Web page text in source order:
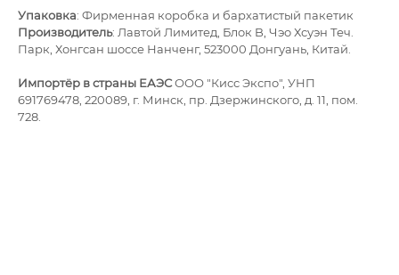
Упаковка: Фирменная коробка и бархатистый пакетик
Производитель: Лавтой Лимитед, Блок B, Чэо Хсуэн Теч.
Парк, Хонгсан шоссе Нанченг, 523000 Донгуань, Китай.
Импортёр в страны ЕАЭСООО "Кисс Экспо", УНП
691769478, 220089, г. Минск, пр. Дзержинского, д. 11, пом.
728.